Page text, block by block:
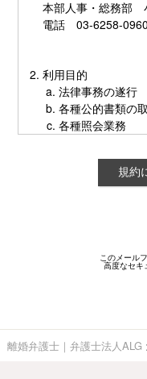
本部人事・総務部
電話 03-6258-
利用目的
法律事務の遂行
各種公的書類の
各種照会業務
各種リーガルサ
事件の当事者（
くはセミナーそ
又は当法人が運
法人以外の第三
の情報を掲載す
第三者への提供・開
このメール
高度なセキ
離婚弁護士｜弁護士法人ALG